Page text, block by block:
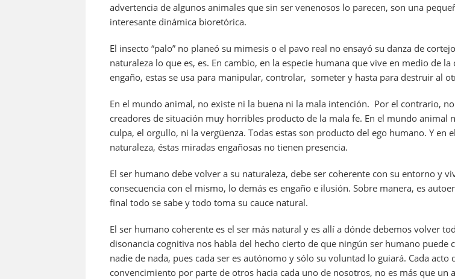
o
k
p
advertencia de algunos animales que sin ser venenosos lo parecen, son una
interesante dinámica bioretórica.
El insecto “palo” no planeó su mimesis o el pavo real no ensayó su danza de
naturaleza lo que es, es. En cambio, en la especie humana que vive en medio de la
engaño, estas se usa para manipular, controlar, someter y hasta para destruir al
En el mundo animal, no existe ni la buena ni la mala intención. Por el contrario,
creadores de situación muy horribles producto de la mala fe. En el mundo animal
culpa, el orgullo, ni la vergüenza. Todas estas son producto del ego humano. Y en
naturaleza, éstas miradas engañosas no tienen presencia.
El ser humano debe volver a su naturaleza, debe ser coherente con su entorno y
consecuencia con el mismo, lo demás es engaño e ilusión. Sobre manera, es
final todo se sabe y todo toma su cauce natural.
El ser humano coherente es el ser más natural y es allí a dónde debemos volver
disonancia cognitiva nos habla del hecho cierto de que ningún ser humano puede
nadie de nada, pues cada ser es autónomo y sólo su voluntad lo guiará. Cada acto
convencimiento por parte de otros hacia cada uno de nosotros, no es más que un